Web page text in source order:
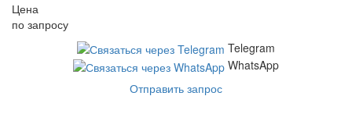
Цена
по запросу
Telegram
WhatsApp
Отправить запрос